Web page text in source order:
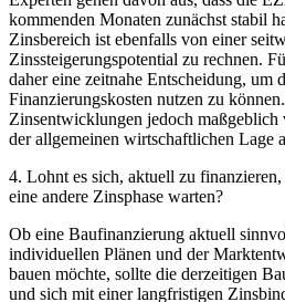
kommenden Monaten zunächst stabil
Zinsbereich ist ebenfalls von einer
Zinssteigerungspotential zu rechnen.
daher eine zeitnahe Entscheidung, um
Finanzierungskosten nutzen zu
Zinsentwicklungen jedoch maßgeblich
der allgemeinen wirtschaftlichen Lage
4. Lohnt es sich, aktuell zu
eine andere Zinsphase warten?
Ob eine Baufinanzierung aktuell
individuellen Plänen und der
bauen möchte, sollte die derzeitigen
und sich mit einer langfristigen